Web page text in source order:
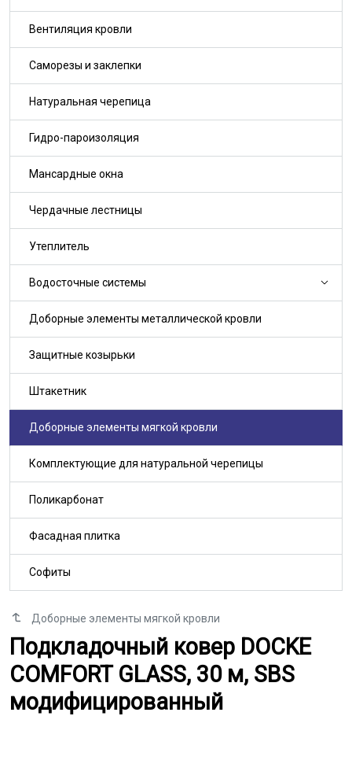
Доборные элементы мягкой кровли
Подкладочный ковер DOCKE
Подкладочный ковер DOCKE
СOMFORT GLASS, 30 м, SBS
модифицированный
Вентиляция кровли
Саморезы и заклепки
Натуральная черепица
Гидро-пароизоляция
Мансардные окна
Чердачные лестницы
Утеплитель
Водосточные системы
Доборные элементы металлической кровли
Защитные козырьки
Штакетник
Доборные элементы мягкой кровли
Комплектующие для натуральной черепицы
Поликарбонат
Фасадная плитка
Софиты